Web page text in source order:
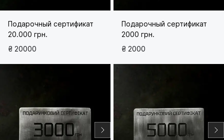
Подарочный сертификат
20.000 грн.
₴ 20000
Подарочный сертификат
2000 грн.
₴ 2000